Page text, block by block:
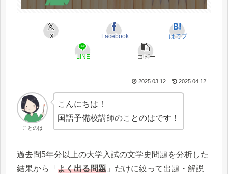
X Facebook はてブ
LINE コピー
2025.03.12 2025.04.12
ことのは
こんにちは！
国語予備校講師のことのはです！
過去問5年分以上の大学入試の文学史問題を分析した
結果から「 よく出る問題 」だけに絞って出題・解説